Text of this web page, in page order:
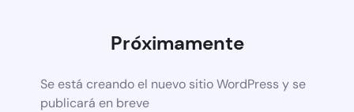
Próximamente
Se está creando el nuevo sitio WordPress y se
publicará en breve